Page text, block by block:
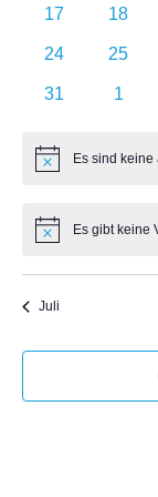
0
17
0
18
0
24
0
25
0
31
0
1
HinweisEs sind
HinweisEs gibt keine
Juli